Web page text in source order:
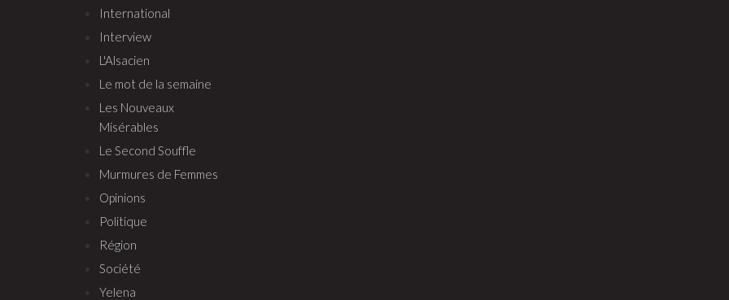
International
Interview
L'Alsacien
Le mot de la semaine
Les Nouveaux
Misérables
Le Second Souffle
Murmures de Femmes
Opinions
Politique
Région
Société
Yelena